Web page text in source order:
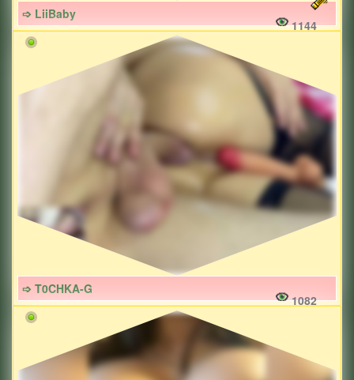
➩ LiiBaby
1144
➩ T0CHKA-G
1082